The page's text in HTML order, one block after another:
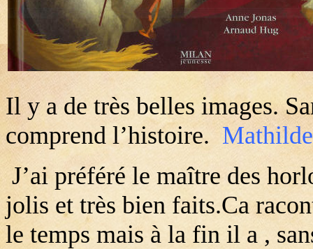
Il y a de très belles images.
comprend l’histoire.Mathilde
J’ai préféré le maître des
jolis et très bien faits.Ca
le temps mais à la fin il a ,